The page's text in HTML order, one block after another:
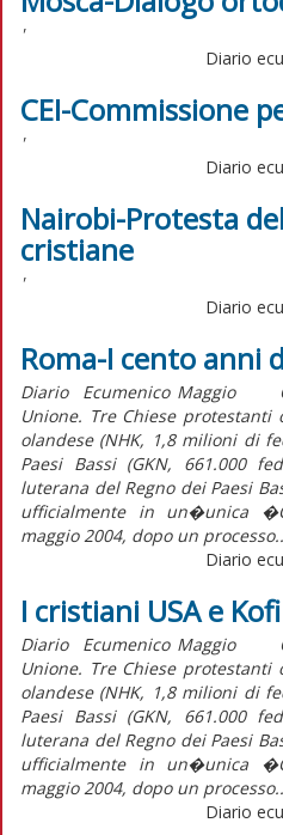
Diario
CEI-Commissione
Diario
Nairobi-Protesta
cristiane
Diario
Roma-I cento anni
Diario Ecumenico Maggio
Unione. Tre Chiese
olandese (NHK, 1,8 milioni di
Paesi Bassi (GKN, 661.000
luterana del Regno dei Paesi
ufficialmente in un�unica
maggio 2004, dopo un
Diario
I cristiani USA e
Diario Ecumenico Maggio
Unione. Tre Chiese
olandese (NHK, 1,8 milioni di
Paesi Bassi (GKN, 661.000
luterana del Regno dei Paesi
ufficialmente in un�unica
maggio 2004, dopo un
Diario